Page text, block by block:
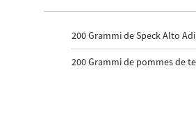
200Grammi de Speck Alto
200Grammi de pommes de